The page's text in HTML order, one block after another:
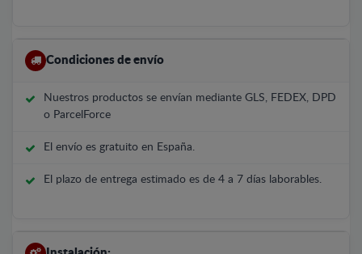
Condiciones de envío
Nuestros productos se envían mediante GLS, FEDEX, DPD
o ParcelForce
El envío es gratuito en España.
El plazo de entrega estimado es de 4 a 7 días laborables.